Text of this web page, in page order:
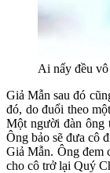
Ai nấy đều
Giả Mẫn sau đó
đó, do đuổi theo
Một người đàn ông
Ông bảo sẽ đưa cô
Giả Mẫn. Ông đem
cho cô trở lại Quý